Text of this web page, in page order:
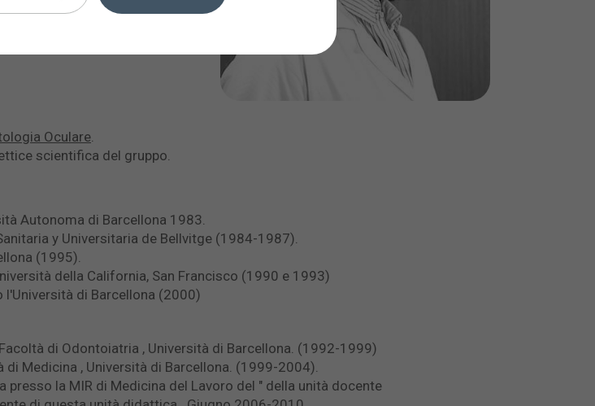
Oculare.
scientifica del gruppo.
Autonoma di Barcellona 1983.
y Universitaria de Bellvitge (1984-1987).
(1995).
della California, San Francisco (1990 e 1993)
di Barcellona (2000)
di Odontoiatria , Università di Barcellona. (1992-1999)
Medicina , Università di Barcellona. (1999-2004).
la MIR di Medicina del Lavoro del " della unità docente